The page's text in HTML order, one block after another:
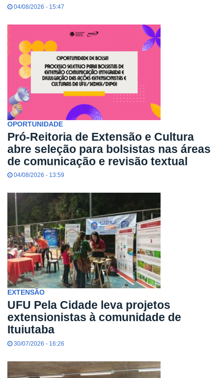
04/08/2026 - 15:47
OPORTUNIDADE
Pró-Reitoria de Extensão e Cultura
abre seleção para bolsistas nas áreas
de comunicação e revisão textual
04/08/2026 - 13:59
EXTENSÃO
UFU Pela Cidade leva projetos
extensionistas à comunidade de
Ituiutaba
30/07/2026 - 16:26